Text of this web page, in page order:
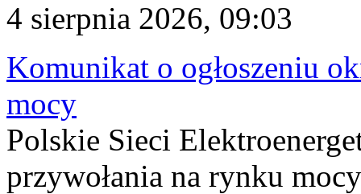
4 sierpnia 2026, 09:03
Komunikat o ogłoszeniu
mocy
Polskie Sieci
przywołania na rynku